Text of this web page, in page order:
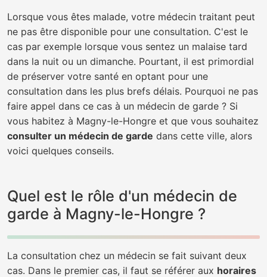
Lorsque vous êtes malade, votre médecin traitant peut
ne pas être disponible pour une consultation. C'est le
cas par exemple lorsque vous sentez un malaise tard
dans la nuit ou un dimanche. Pourtant, il est primordial
de préserver votre santé en optant pour une
consultation dans les plus brefs délais. Pourquoi ne pas
faire appel dans ce cas à un médecin de garde ? Si
vous habitez à Magny-le-Hongre et que vous souhaitez
consulter un médecin de garde dans cette ville, alors
voici quelques conseils.
Quel est le rôle d'un médecin de
garde à Magny-le-Hongre ?
La consultation chez un médecin se fait suivant deux
cas. Dans le premier cas, il faut se référer aux horaires